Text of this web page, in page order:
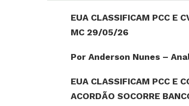
EUA CLASSIFICAM PCC E
MC 29/05/26
Por Anderson Nunes –
EUA CLASSIFICAM PCC E
ACORDÃO SOCORRE